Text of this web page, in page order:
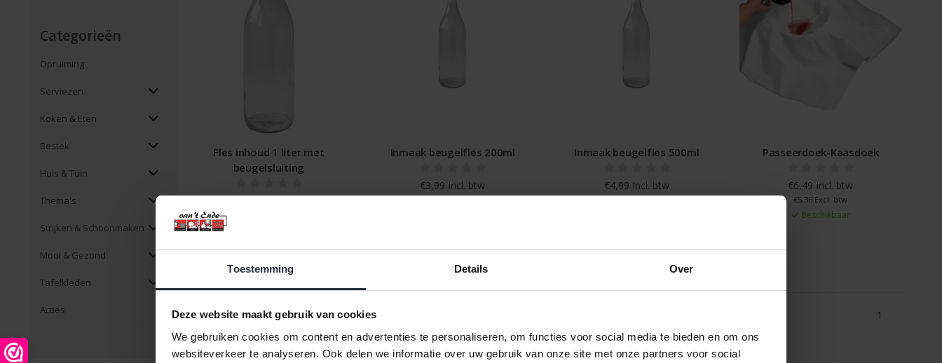
Toestemming Details Over
Deze website maakt gebruik van cookies
We gebruiken cookies om content en advertenties te personaliseren, om functies voor social media te bieden en om ons
websiteverkeer te analyseren. Ook delen we informatie over uw gebruik van onze site met onze partners voor social
Categorieën
Opruiming
Serviezen
Koken & Eten
Bestek
Huis & Tuin
Thema's
Strijken & Schoonmaken
Mooi & Gezond
Tafelkleden
Acties
Fles inhoud 1 liter met
beugelsluiting
Inmaak beugelfles 200ml
€3,99 Incl. btw
€3,30 Excl. btw
Inmaak beugelfles 500ml
€4,99 Incl. btw
€4,12 Excl. btw
Passeerdoek-Kaasdoek
€6,49 Incl. btw
€5,36 Excl. btw
Beschikbaar
Pagina 1 van 1 | Producten 12 1